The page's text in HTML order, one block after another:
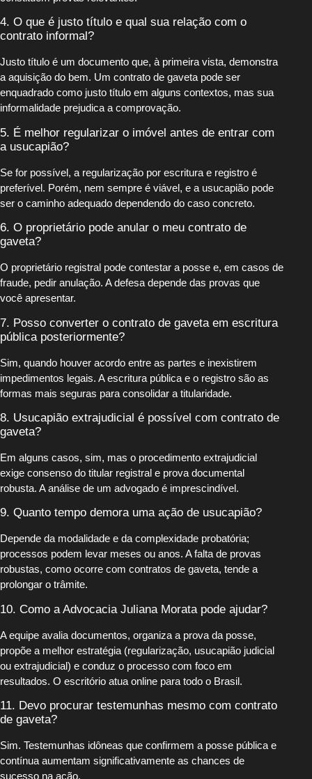
4. O que é justo título e qual sua relação com o
contrato informal?
Justo título é um documento que, à primeira vista, demonstra
a aquisição do bem. Um contrato de gaveta pode ser
enquadrado como justo título em alguns contextos, mas sua
informalidade prejudica a comprovação.
5. É melhor regularizar o imóvel antes de entrar com
a usucapião?
Se for possível, a regularização por escritura e registro é
preferível. Porém, nem sempre é viável, e a usucapião pode
ser o caminho adequado dependendo do caso concreto.
6. O proprietário pode anular o meu contrato de
gaveta?
O proprietário registral pode contestar a posse e, em casos de
fraude, pedir anulação. A defesa depende das provas que
você apresentar.
7. Posso converter o contrato de gaveta em escritura
pública posteriormente?
Sim, quando houver acordo entre as partes e inexistirem
impedimentos legais. A escritura pública e o registro são as
formas mais seguras para consolidar a titularidade.
8. Usucapião extrajudicial é possível com contrato de
gaveta?
Em alguns casos, sim, mas o procedimento extrajudicial
exige consenso do titular registral e prova documental
robusta. A análise de um advogado é imprescindível.
9. Quanto tempo demora uma ação de usucapião?
Depende da modalidade e da complexidade probatória;
processos podem levar meses ou anos. A falta de provas
robustas, como ocorre com contratos de gaveta, tende a
prolongar o trâmite.
10. Como a Advocacia Juliana Morata pode ajudar?
A equipe avalia documentos, organiza a prova da posse,
propõe a melhor estratégia (regularização, usucapião judicial
ou extrajudicial) e conduz o processo com foco em
resultados. O escritório atua online para todo o Brasil.
11. Devo procurar testemunhas mesmo com contrato
de gaveta?
Sim. Testemunhas idôneas que confirmem a posse pública e
contínua aumentam significativamente as chances de
sucesso na ação.